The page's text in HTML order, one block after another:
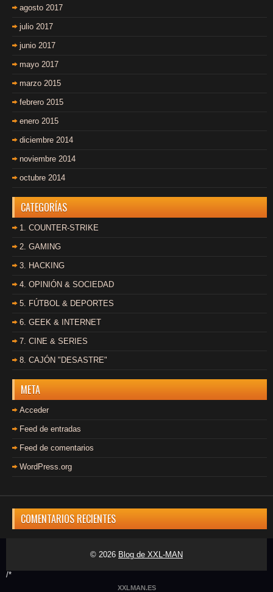
agosto 2017
julio 2017
junio 2017
mayo 2017
marzo 2015
febrero 2015
enero 2015
diciembre 2014
noviembre 2014
octubre 2014
CATEGORÍAS
1. COUNTER-STRIKE
2. GAMING
3. HACKING
4. OPINIÓN & SOCIEDAD
5. FÚTBOL & DEPORTES
6. GEEK & INTERNET
7. CINE & SERIES
8. CAJÓN "DESASTRE"
META
Acceder
Feed de entradas
Feed de comentarios
WordPress.org
COMENTARIOS RECIENTES
© 2026 Blog de XXL-MAN
/*
XXLMAN.ES